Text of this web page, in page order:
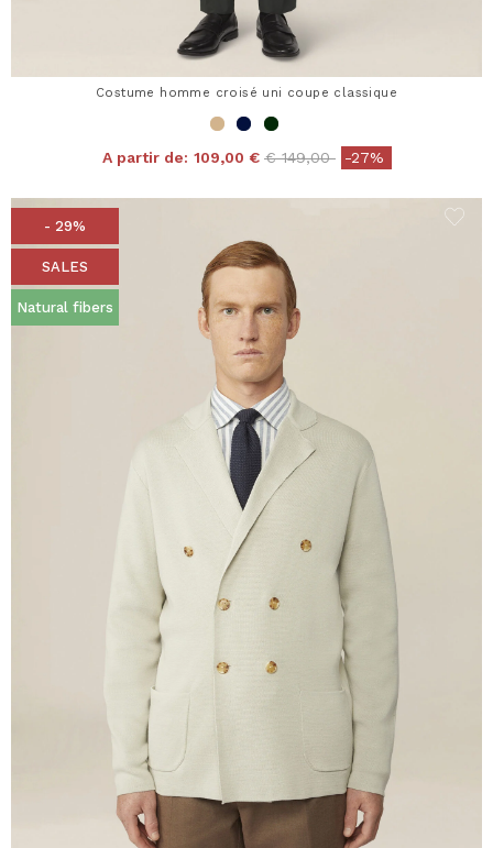
Costume homme croisé uni coupe classique
A partir de: 109,00 € Price reduced from
€ 149,00to-27%
- 29%
SALES
Natural fibers